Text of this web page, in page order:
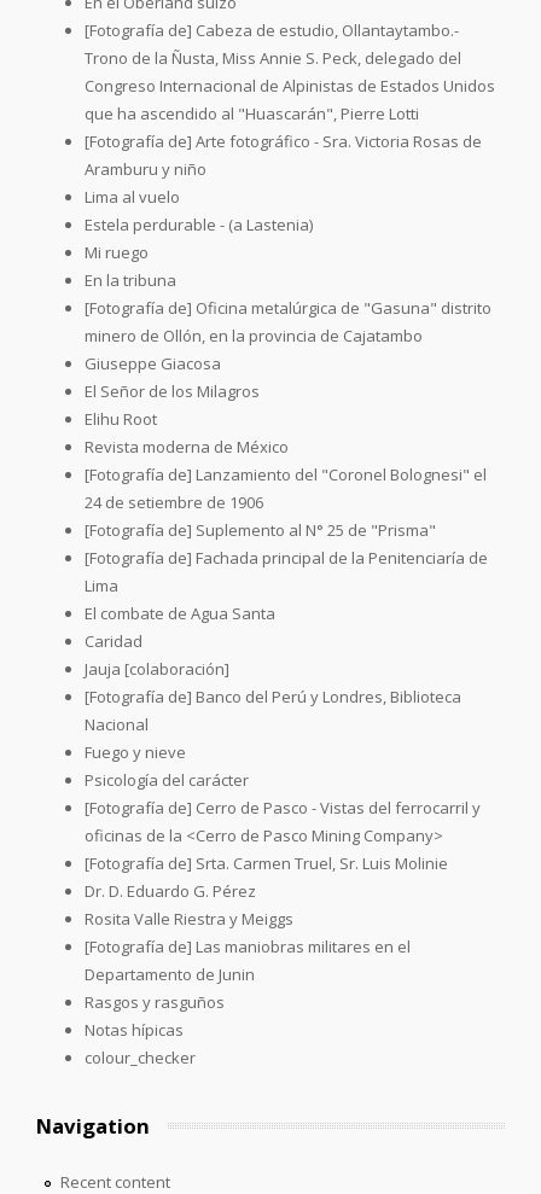
[Fotografía de] Cabeza de estudio, Ollantaytambo.-
Trono de la Ñusta, Miss Annie S. Peck, delegado del
Congreso Internacional de Alpinistas de Estados Unidos
que ha ascendido al "Huascarán", Pierre Lotti
[Fotografía de] Arte fotográfico - Sra. Victoria Rosas de
Aramburu y niño
Lima al vuelo
Estela perdurable - (a Lastenia)
Mi ruego
En la tribuna
[Fotografía de] Oficina metalúrgica de "Gasuna" distrito
minero de Ollón, en la provincia de Cajatambo
Giuseppe Giacosa
El Señor de los Milagros
Elihu Root
Revista moderna de México
[Fotografía de] Lanzamiento del "Coronel Bolognesi" el
24 de setiembre de 1906
[Fotografía de] Suplemento al N° 25 de "Prisma"
[Fotografía de] Fachada principal de la Penitenciaría de
Lima
El combate de Agua Santa
Caridad
Jauja [colaboración]
[Fotografía de] Banco del Perú y Londres, Biblioteca
Nacional
Fuego y nieve
Psicología del carácter
[Fotografía de] Cerro de Pasco - Vistas del ferrocarril y
oficinas de la <Cerro de Pasco Mining Company>
[Fotografía de] Srta. Carmen Truel, Sr. Luis Molinie
Dr. D. Eduardo G. Pérez
Rosita Valle Riestra y Meiggs
[Fotografía de] Las maniobras militares en el
Departamento de Junin
Rasgos y rasguños
Notas hípicas
colour_checker
Navigation
Recent content